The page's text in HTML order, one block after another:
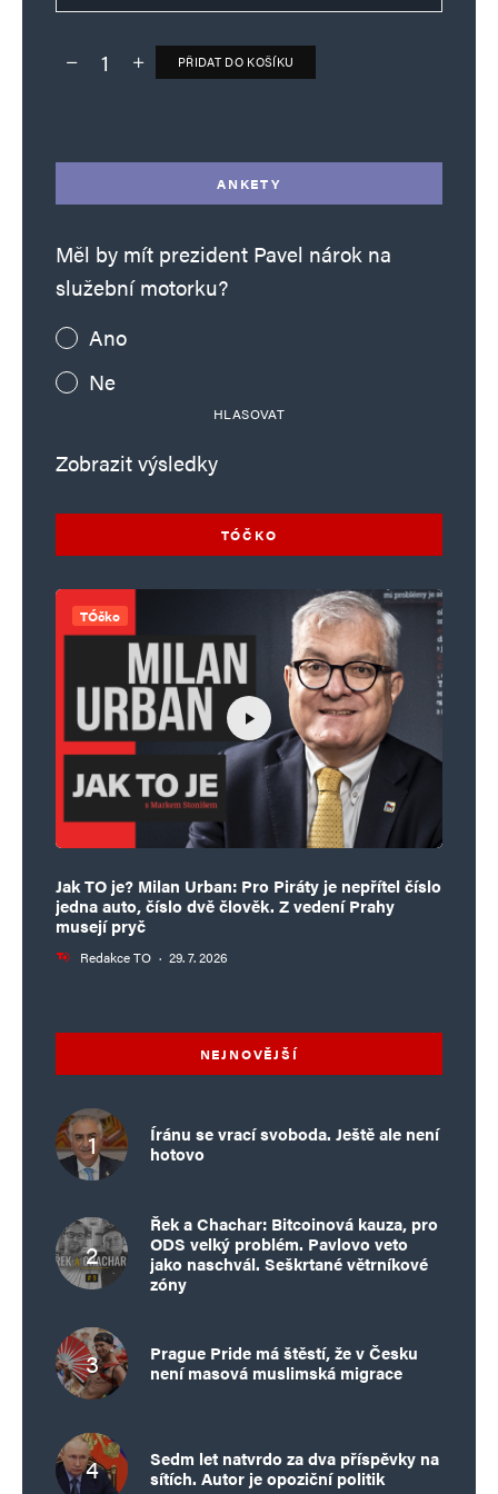
Deník TO – verze bez reklam množství
PŘIDAT DO KOŠÍKU
ANKETY
Měl by mít prezident Pavel nárok na
služební motorku?
Ano
Ne
HLASOVAT
Zobrazit výsledky
TÓČKO
TÓčko
Jak TO je? Milan Urban: Pro Piráty je nepřítel číslo
jedna auto, číslo dvě člověk. Z vedení Prahy
musejí pryč
Redakce TO · 29. 7. 2026
NEJNOVĚJŠÍ
Íránu se vrací svoboda. Ještě ale není
hotovo
Řek a Chachar: Bitcoinová kauza, pro
ODS velký problém. Pavlovo veto
jako naschvál. Seškrtané větrníkové
zóny
Prague Pride má štěstí, že v Česku
není masová muslimská migrace
Sedm let natvrdo za dva příspěvky na
sítích. Autor je opoziční politik